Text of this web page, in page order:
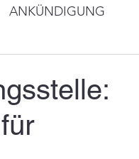
ANKÜNDIGUNG